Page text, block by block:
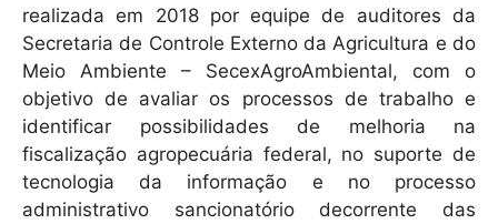
realizada em 2018 por equipe de auditores da
Secretaria de Controle Externo da Agricultura e do
Meio Ambiente – SecexAgroAmbiental, com o
objetivo de avaliar os processos de trabalho e
identificar possibilidades de melhoria na
fiscalização agropecuária federal, no suporte de
tecnologia da informação e no processo
administrativo sancionatório decorrente das